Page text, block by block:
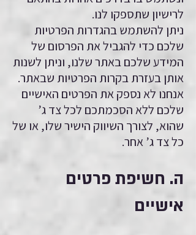
לרישיון שתספקו לנו.
ניתן להשתמש בהגדרות הפרטיות
שלכם כדי להגביל את הפרסום של
המידע שלכם באתר שלנו, וניתן לשנות
אותן בעזרת בקרות הפרטיות שבאתר.
אנחנו לא נספק את הפרטים האישיים
שלכם ללא הסכמתכם לכל צד ג’
שהוא, לצורך השיווק הישיר שלו, או של
כל צד ג’ אחר.
ה. חשיפת פרטים
אישיים